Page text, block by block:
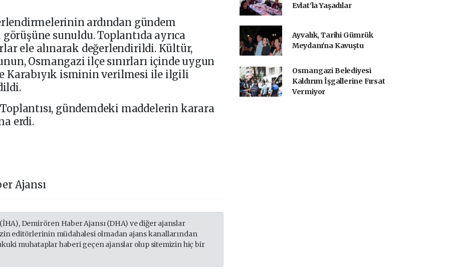
ardından gündem
sunuldu. Toplantıda ayrıca
ele alınarak değerlendirildi. Kültür,
Osmangazi ilçe sınırları içinde uygun
Karabıyık isminin verilmesi ile ilgili
gündemdeki maddelerin karara
erdi.
Ajansı
Demirören Haber Ajansı (DHA) ve diğer ajanslar
editörlerinin müdahalesi olmadan ajans kanallarından
muhataplar haberi geçen ajanslar olup sitemizin hiç bir
Evlat'la Yaşadılar
Ayvalık, Tarihi Gümrük
Meydanı'na Kavuştu
Osmangazi Belediyesi
Kaldırım İşgallerine Fırsat
Vermiyor